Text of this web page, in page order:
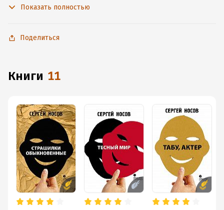
приложение для iOS или Android, чтобы не расставаться
Показать полностью
Поделиться
книги 11